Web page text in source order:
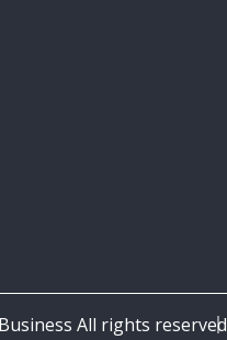
All rights reserved